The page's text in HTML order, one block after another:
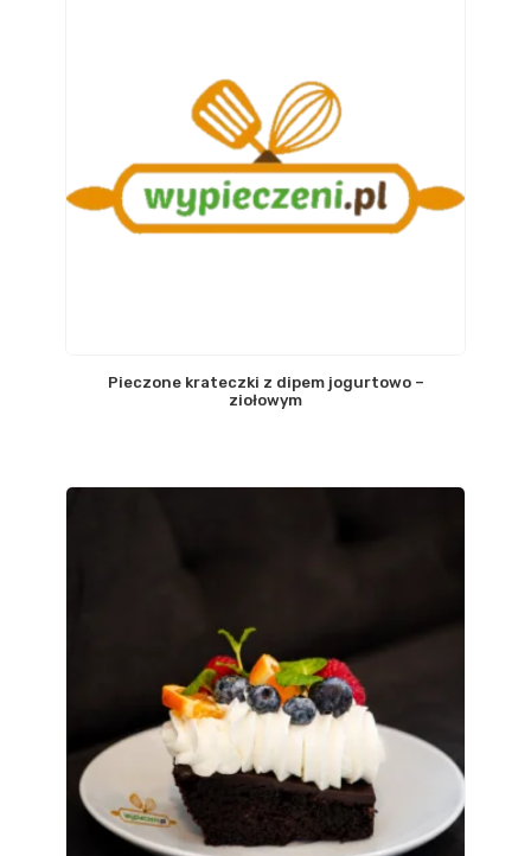
Pieczone krateczki z dipem jogurtowo –
ziołowym